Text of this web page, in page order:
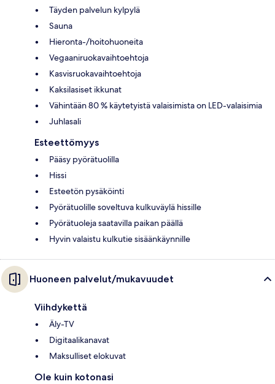
Täyden palvelun kylpylä
Sauna
Hieronta-/hoitohuoneita
Vegaaniruokavaihtoehtoja
Kasvisruokavaihtoehtoja
Kaksilasiset ikkunat
Vähintään 80 % käytetyistä valaisimista on LED-valaisimia
Juhlasali
Esteettömyys
Pääsy pyörätuolilla
Hissi
Esteetön pysäköinti
Pyörätuolille soveltuva kulkuväylä hissille
Pyörätuoleja saatavilla paikan päällä
Hyvin valaistu kulkutie sisäänkäynnille
Huoneen palvelut/mukavuudet
Viihdykettä
Äly-TV
Digitaalikanavat
Maksulliset elokuvat
Ole kuin kotonasi